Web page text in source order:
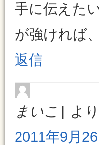
手に伝えた
が強ければ
返信
まいこ
よ
2011年9月